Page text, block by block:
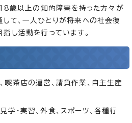
歳以上の知的障害を持った方々が
て、一人ひとりが将来への社会復
し活動を行っています。
喫茶店の運営、請負作業、自主生産
学・実習、外食、スポーツ、各種行